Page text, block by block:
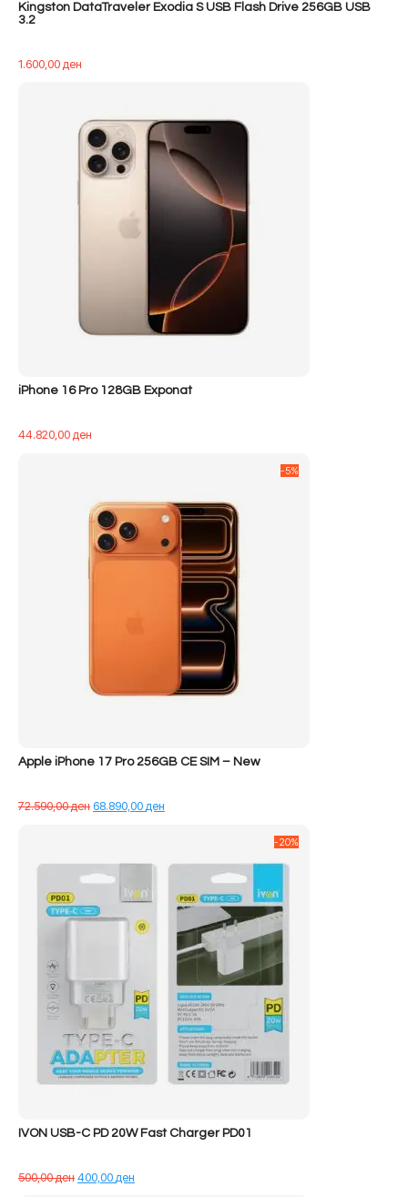
Kingston DataTraveler Exodia S USB Flash Drive 256GB USB
3.2
1.600,00ден
iPhone 16 Pro 128GB Exponat
44.820,00ден
Apple iPhone 17 Pro 256GB CE SIM – New
72.590,00денÇmimi
68.890,00ден
68.890,00 ден.
-5%
IVON USB-C PD 20W Fast Charger PD01
500,00денÇmimi
400,00ден
-20%